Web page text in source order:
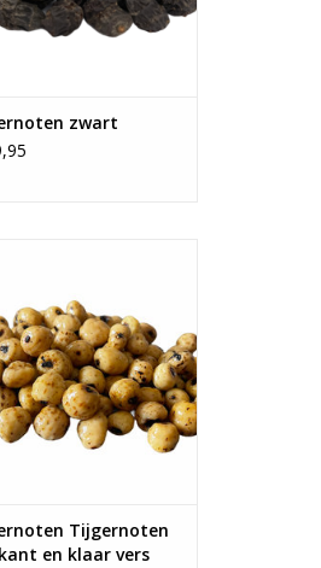
zwart
Onze heerlijke partikel
doen de karpers doen
smikkelen!
Tijgernoten
en klaar vers